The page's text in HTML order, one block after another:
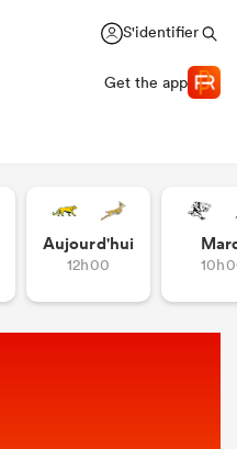
S'identifier
Get the app
Aujourd'hui
12h00